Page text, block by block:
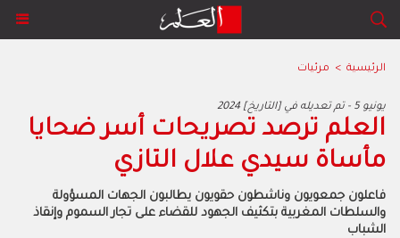
الرئيسية > مرئيات
2024 يونيو 5 - تم تعديله في [التاريخ]
العلم ترصد تصريحات أسر ضحايا
مأساة سيدي علال التازي
فاعلون جمعويون وناشطون حقويون يطالبون الجهات المسؤولة
والسلطات المغربية بتكثيف الجهود للقضاء على تجار السموم وإنقاذ
الشباب